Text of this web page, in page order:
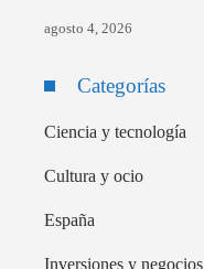
agosto 4, 2026
Categorías
Ciencia y tecnología
Cultura y ocio
España
Inversiones y negocios